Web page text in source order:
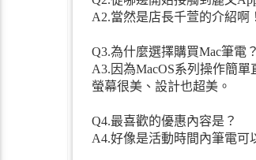
A2.當然是店長千萱的介紹啊
Q3.為什麼選擇購買Mac筆電？
A3.因為MacOS系列操作簡
螢幕很美、設計也超美。
Q4.最喜歡的優惠內容是？
A4.好像是活動時間內筆電可